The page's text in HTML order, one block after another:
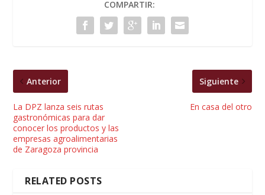
COMPARTIR:
Anterior
La DPZ lanza seis rutas
gastronómicas para dar
conocer los productos y las
empresas agroalimentarias
de Zaragoza provincia
Siguiente
En casa del otro
RELATED POSTS